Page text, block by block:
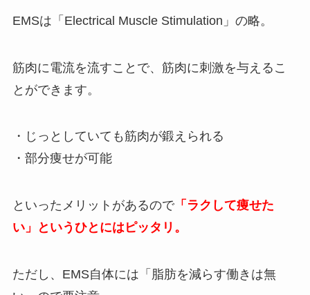
EMSは「Electrical Muscle Stimulation」の略。
筋肉に電流を流すことで、筋肉に刺激を与えるこ
とができます。
・じっとしていても筋肉が鍛えられる
・部分痩せが可能
といったメリットがあるので「ラクして痩せた
い」というひとにはピッタリ。
ただし、EMS自体には「脂肪を減らす働きは無